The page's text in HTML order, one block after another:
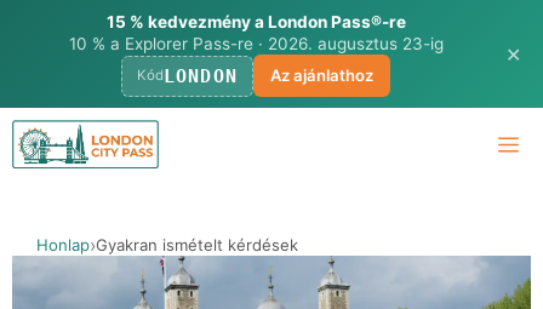
15 % kedvezmény a London Pass®-re
10 % a Explorer Pass-re · 2026. augusztus 23-ig
KódLONDON Az ajánlathoz
✕
Ugrás
Honlap Gyakran ismételt kérdések